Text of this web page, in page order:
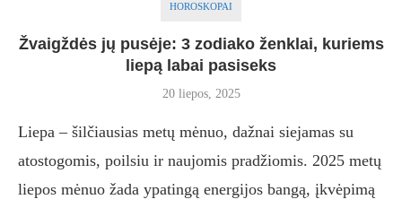
HOROSKOPAI
Žvaigždės jų pusėje: 3 zodiako ženklai, kuriems
liepą labai pasiseks
20 liepos, 2025
Liepa – šilčiausias metų mėnuo, dažnai siejamas su
atostogomis, poilsiu ir naujomis pradžiomis. 2025 metų
liepos mėnuo žada ypatingą energijos bangą, įkvėpimą